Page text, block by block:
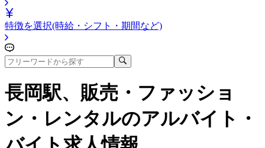
特徴を選択(時給・シフト・期間など)
長岡駅、販売・ファッショ
ン・レンタルのアルバイト・